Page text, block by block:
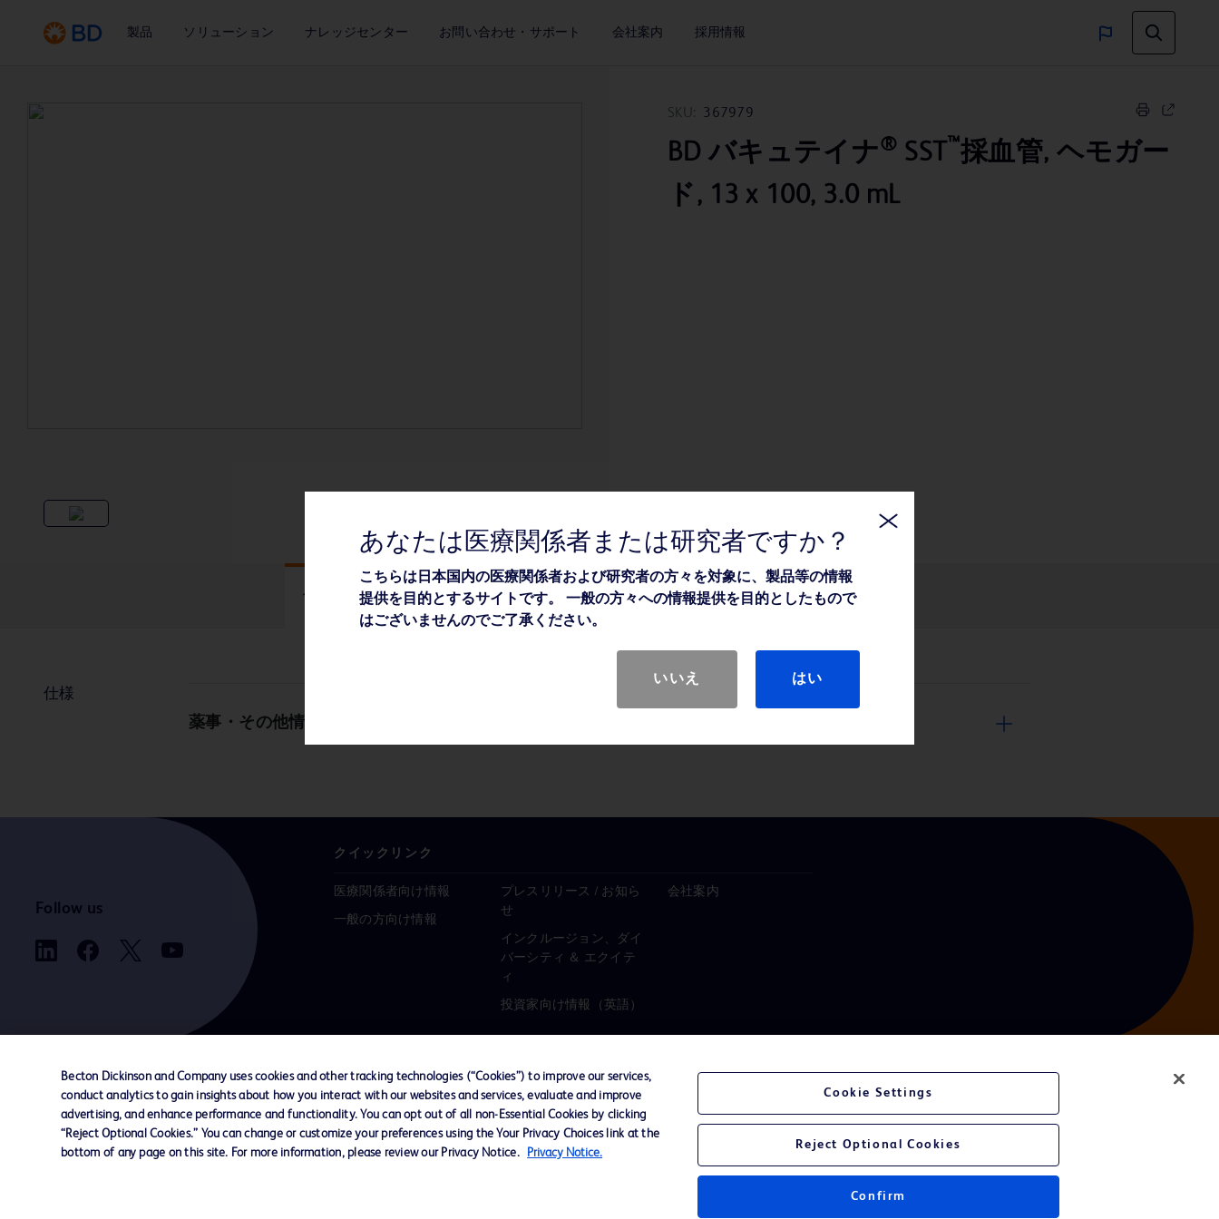
製品 ソリューション ナレッジセンター お問い合わせ・サポート 会社案内 採用情報
SKU: 367979
BD バキュテイナ® SST ™採血管, ヘモガー
ド, 13 x 100, 3.0 mL
仕様 関連情報
仕様
薬事・その他情報
Follow us
クイックリンク
医療関係者向け情報
一般の方向け情報
プレスリリース / お知ら
せ
インクルージョン、ダイ
バーシティ ＆ エクイテ
ィ
投資家向け情報（英語）
会社案内
お問い合わせ Cookie Preferences プライバシーポリシー ご利用規約
あなたは医療関係者または研究者ですか？
こちらは日本国内の医療関係者および研究者の方々を対象に、製品等の情報
提供を目的とするサイトです。 一般の方々への情報提供を目的としたもので
はございませんのでご了承ください。
いいえ はい
Becton Dickinson and Company uses cookies and other tracking technologies (“Cookies”) to improve our services,
conduct analytics to gain insights about how you interact with our websites and services, evaluate and improve
advertising, and enhance performance and functionality. You can opt out of all non-Essential Cookies by clicking
“Reject Optional Cookies.” You can change or customize your preferences using the Your Privacy Choices link at the
bottom of any page on this site. For more information, please review our Privacy Notice.
Privacy Notice.
Cookie Settings
Reject Optional Cookies
Confirm